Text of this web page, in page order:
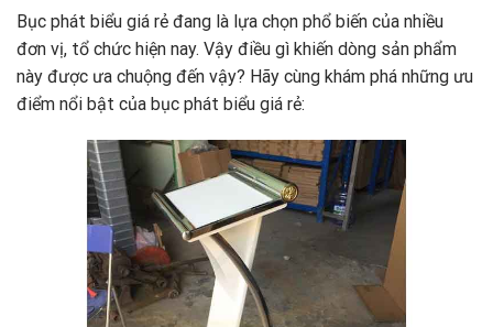
Bục phát biểu giá rẻ đang là lựa chọn phổ biến của nhiều
đơn vị, tổ chức hiện nay. Vậy điều gì khiến dòng sản phẩm
này được ưa chuộng đến vậy? Hãy cùng khám phá những ưu
điểm nổi bật của bục phát biểu giá rẻ: